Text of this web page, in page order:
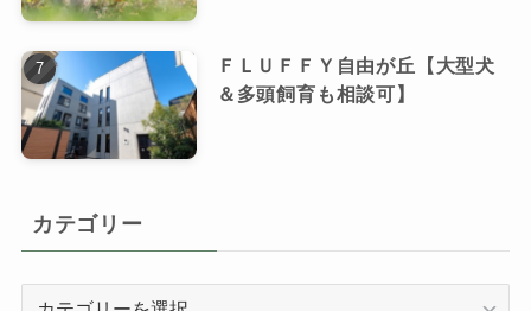
ＦＬＵＦＦＹ自由が丘【大型犬
＆多頭飼育も相談可】
カテゴリー